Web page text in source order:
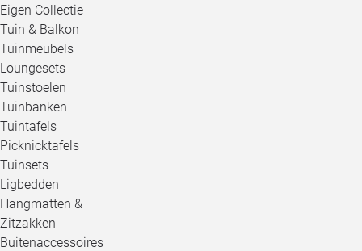
Eigen Collectie
Tuin & Balkon
Tuinmeubels
Loungesets
Tuinstoelen
Tuinbanken
Tuintafels
Picknicktafels
Tuinsets
Ligbedden
Hangmatten &
Zitzakken
Buitenaccessoires